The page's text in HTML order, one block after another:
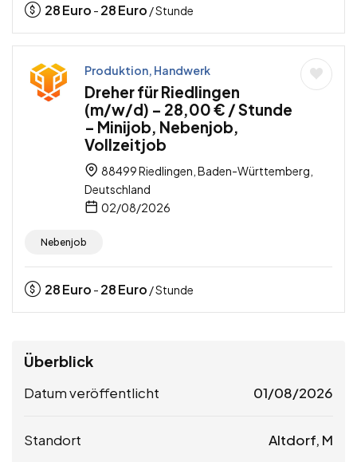
28Euro - 28Euro / Stunde
Produktion, Handwerk
Dreher für Riedlingen
(m/w/d) – 28,00 € / Stunde
– Minijob, Nebenjob,
Vollzeitjob
88499 Riedlingen, Baden-Württemberg,
Deutschland
02/08/2026
Nebenjob
28Euro - 28Euro / Stunde
Überblick
Datum veröffentlicht 01/08/2026
Standort Altdorf, M